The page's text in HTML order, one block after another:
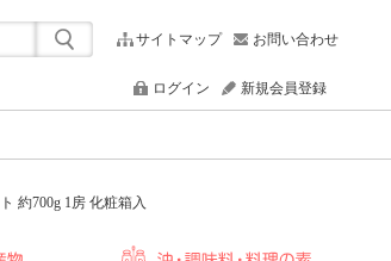
サイトマップ お問い合わせ
ログイン 新規会員登録
約700g 1房 化粧箱入